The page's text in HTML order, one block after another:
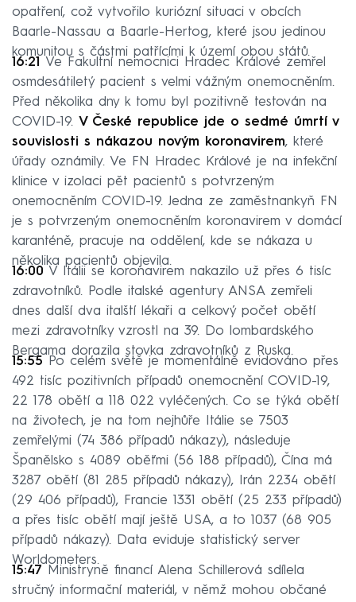
opatření, což vytvořilo kuriózní situaci v obcích
Baarle-Nassau a Baarle-Hertog, které jsou jedinou
komunitou s částmi patřícími k území obou států.
16:21 Ve Fakultní nemocnici Hradec Králové zemřel
osmdesátiletý pacient s velmi vážným onemocněním.
Před několika dny k tomu byl pozitivně testován na
COVID-19. V České republice jde o sedmé úmrtí v
souvislosti s nákazou novým koronavirem, které
úřady oznámily. Ve FN Hradec Králové je na infekční
klinice v izolaci pět pacientů s potvrzeným
onemocněním COVID-19. Jedna ze zaměstnankyň FN
je s potvrzeným onemocněním koronavirem v domácí
karanténě, pracuje na oddělení, kde se nákaza u
několika pacientů objevila.
16:00 V Itálii se koronavirem nakazilo už přes 6 tisíc
zdravotníků. Podle italské agentury ANSA zemřeli
dnes další dva italští lékaři a celkový počet obětí
mezi zdravotníky vzrostl na 39. Do lombardského
Bergama dorazila stovka zdravotníků z Ruska.
15:55 Po celém světě je momentálně evidováno přes
492 tisíc pozitivních případů onemocnění COVID-19,
22 178 obětí a 118 022 vyléčených. Co se týká obětí
na životech, je na tom nejhůře Itálie se 7503
zemřelými (74 386 případů nákazy), následuje
Španělsko s 4089 oběťmi (56 188 případů), Čína má
3287 obětí (81 285 případů nákazy), Irán 2234 obětí
(29 406 případů), Francie 1331 obětí (25 233 případů)
a přes tisíc obětí mají ještě USA, a to 1037 (68 905
případů nákazy). Data eviduje statistický server
Worldometers.
15:47 Ministryně financí Alena Schillerová sdílela
stručný informační materiál, v němž mohou občané